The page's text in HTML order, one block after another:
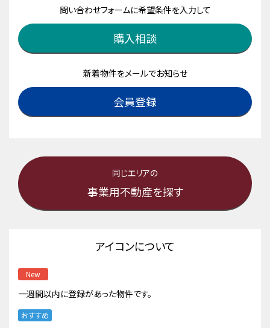
問い合わせフォームに希望条件を入力して
購入相談
新着物件をメールでお知らせ
会員登録
同じエリアの
事業用不動産を探す
アイコンについて
New
一週間以内に登録があった物件です。
おすすめ